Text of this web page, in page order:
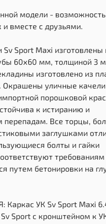
модели - возможность
и вместе с друзьями.
Sport Maxi изготовлены
60х60 мм, толщиной 3
изготовлено из
уличные качели
порошковой
к истиранию и
Все торцы,
заглушками
болты и гайки
требованиям
путем бетонировки на
УК Sv Sport Maxi
Sport c кронштейном к